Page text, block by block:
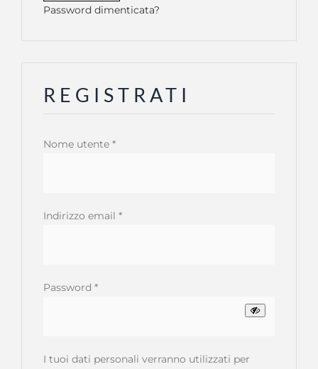
Password dimenticata?
REGISTRATI
Nome utente *Richiesto
Indirizzo email *Richiesto
Password *Richiesto
I tuoi dati personali verranno utilizzati per